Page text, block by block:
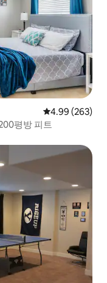
평점 4.99점(5
4.99 (263)
평방 피트